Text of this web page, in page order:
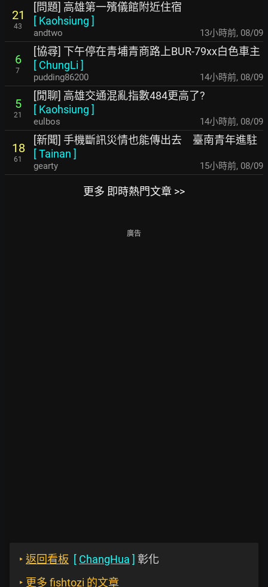
21
43
[問題] 高雄第一殯儀館附近住宿
[ Kaohsiung ]
andtwo 13小時前, 08/09
6
7
[協尋] 下午停在青埔青商路上BUR-79xx白色車主
[ ChungLi ]
pudding86200 14小時前, 08/09
5
21
[閒聊] 高雄交通混亂指數484更高了?
[ Kaohsiung ]
eulbos 14小時前, 08/09
18
61
[新聞] 手機斷訊災情也能傳出去 臺南青年進駐
[Tainan ]
gearty 15小時前, 08/09
更多 即時熱門文章 >>
廣告
‣ 返回看板 [ ChangHua ] 彰化
‣ 更多 fishtozi 的文章